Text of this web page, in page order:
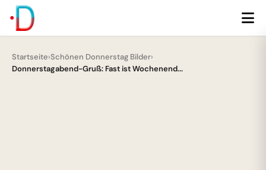
Startseite›Schönen Donnerstag Bilder›
Donnerstagabend-Gruß: Fast ist Wochenend...